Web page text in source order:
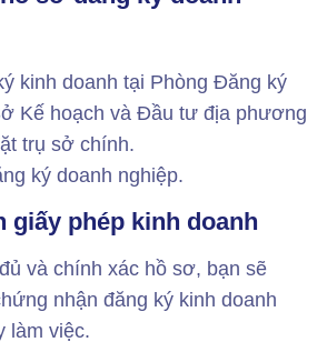
kinh doanh tại Phòng Đăng ký
Kế hoạch và Đầu tư địa phương
trụ sở chính.
ký doanh nghiệp.
giấy phép kinh doanh
và chính xác hồ sơ, bạn sẽ
nhận đăng ký kinh doanh
làm việc.